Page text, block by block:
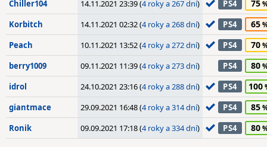
Chiller104 14.11.2021 23:39 (4 roky a 267 dní) PS4 75
Korbitch 14.11.2021 02:32 (4 roky a 268 dní) PS4 65
Peach 10.11.2021 13:52 (4 roky a 272 dní) PS4 70
berry1009 09.11.2021 11:39 (4 roky a 273 dní) PS4 80
idrol 24.10.2021 23:16 (4 roky a 288 dní) PS4 100
giantmace 29.09.2021 16:48 (4 roky a 314 dní) PS4 85
Ronik 09.09.2021 17:18 (4 roky a 334 dní) PS4 80